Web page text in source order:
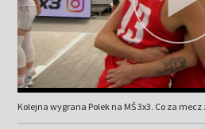
Kolejna wygrana Polek na MŚ 3x3. Co za mecz